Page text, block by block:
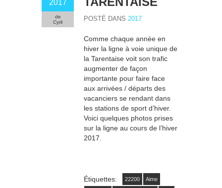
2017
de
Cyril
POSTÉ DANS 2017
Comme chaque année en
hiver la ligne à voie unique de
la Tarentaise voit son trafic
augmenter de façon
importante pour faire face
aux arrivées / départs des
vacanciers se rendant dans
les stations de sport d’hiver.
Voici quelques photos prises
sur la ligne au cours de l’hiver
2017.
Étiquettes: 22200 Aime